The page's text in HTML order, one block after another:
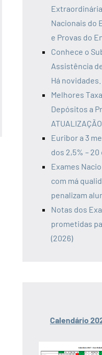
Nacionais do
e Provas do
Conhece o
Assistência
Há novidades.
Melhores
Depósitos a
ATUALIZAÇÃO
Euribor a 3
dos 2,5% –
Exames
com má
penalizam
Notas dos
prometidas
(2026)
Calendário